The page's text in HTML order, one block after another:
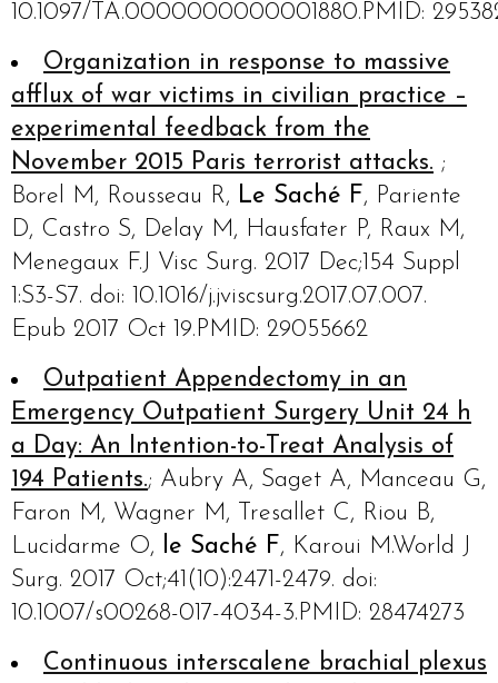
10.1097/TA.0000000000001880.PMID:
Organization in response to massive
afflux of war victims in civilian practice –
experimental feedback from the
November 2015 Paris terrorist attacks. ;
Borel M, Rousseau R, Le Saché F, Pariente
D, Castro S, Delay M, Hausfater P, Raux M,
Menegaux F.J Visc Surg. 2017 Dec;154 Suppl
1:S3-S7. doi: 10.1016/j.jviscsurg.2017.07.007.
Epub 2017 Oct 19.PMID: 29055662
Outpatient Appendectomy in an
Emergency Outpatient Surgery Unit 24 h
a Day: An Intention-to-Treat Analysis of
194 Patients.; Aubry A, Saget A, Manceau G,
Faron M, Wagner M, Tresallet C, Riou B,
Lucidarme O, le Saché F, Karoui M.World J
Surg. 2017 Oct;41(10):2471-2479. doi:
10.1007/s00268-017-4034-3.PMID: 28474273
Continuous interscalene brachial plexus